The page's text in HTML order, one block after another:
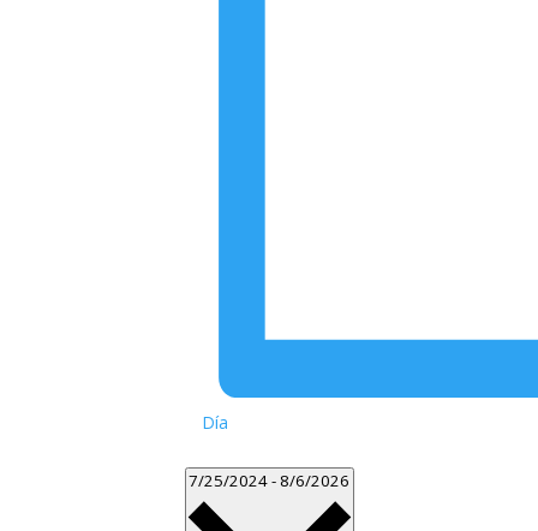
Día
7/25/2024-8/6/2026 Seleccionar